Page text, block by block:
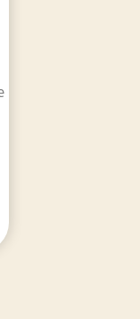
forme aussi
à préciser sur